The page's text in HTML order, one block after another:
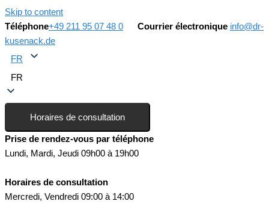
Skip to content
Téléphone+49 211 95 07 48 0 Courrier électronique info@dr-
kusenack.de
FR
FR
Horaires de consultation
Prise de rendez-vous par téléphone
Lundi, Mardi, Jeudi 09h00 à 19h00
Horaires de consultation
Mercredi, Vendredi 09:00 à 14:00